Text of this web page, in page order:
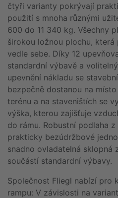
čtyři varianty pokrývají
použití s mnoha různými
600 do 11 340 kg. Všechny
širokou ložnou plochu,
vedle sebe. Díky 12
standardní výbavě a
upevnění nákladu se
bezpečně dostanou na
terénu a na staveništích se
výška, kterou zajišťuje
do rámu. Robustní podlaha
prakticky bezúdržbové
snadno ovladatelná sklopná
součástí standardní výbavy.
Společnost Fliegl nabízí pro
rampu: V závislosti na